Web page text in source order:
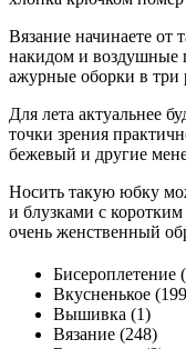
Вязание начинаете от
накидом и воздушные
ажурные оборки в три
Для лета актуальнее
точки зрения
бежевый и другие
Носить такую юбку
и блузками с
очень женственный
Бисероплетение
Вкусненькое
Вышивка (1)
Вязание (248)